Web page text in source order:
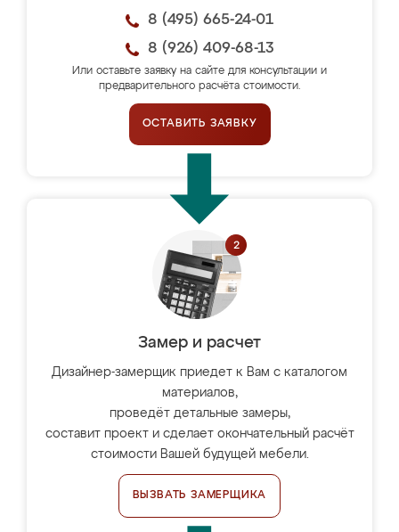
8 (495) 665-24-01
8 (926) 409-68-13
Или оставьте заявку на сайте для консультации и
предварительного расчёта стоимости.
ОСТАВИТЬ ЗАЯВКУ
Замер и расчет
Дизайнер-замерщик приедет к Вам с каталогом
материалов,
проведёт детальные замеры,
составит проект и сделает окончательный расчёт
стоимости Вашей будущей мебели.
ВЫЗВАТЬ ЗАМЕРЩИКА